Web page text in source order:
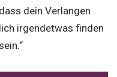
dein Verlangen
irgendetwas finden